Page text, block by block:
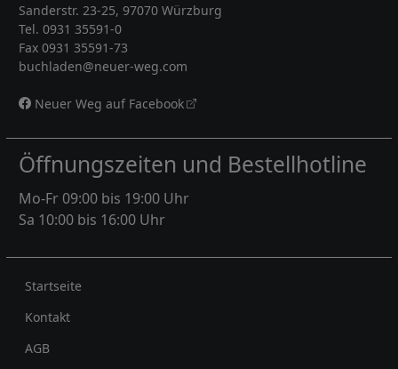
Sanderstr. 23-25, 97070 Würzburg
Tel. 0931 35591-0
Fax 0931 35591-73
buchladen@neuer-weg.com
Neuer Weg auf Facebook
Öffnungszeiten und Bestellhotline
Mo-Fr 09:00 bis 19:00 Uhr
Sa 10:00 bis 16:00 Uhr
Rechtliches
Startseite
Kontakt
AGB